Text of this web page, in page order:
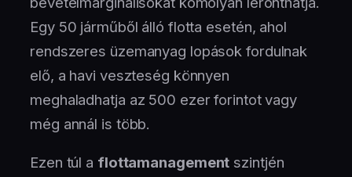
Egy 50 járműből álló flotta esetén, ahol
rendszeres üzemanyag lopások fordulnak
elő, a havi veszteség könnyen
meghaladhatja az 500 ezer forintot vagy
még annál is több.
Ezen túl a flottamanagement szintjén